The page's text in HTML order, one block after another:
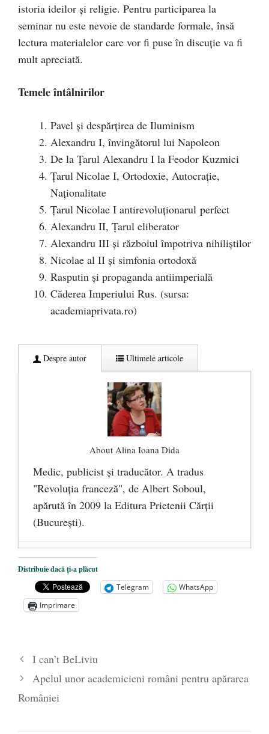
istoria ideilor și religie. Pentru participarea la
seminar nu este nevoie de standarde formale, însă
lectura materialelor care vor fi puse în discuție va fi
mult apreciată.
Temele întâlnirilor
Pavel și despărțirea de Iluminism
Alexandru I, învingătorul lui Napoleon
De la Țarul Alexandru I la Feodor Kuzmici
Țarul Nicolae I, Ortodoxie, Autocrație,
Naționalitate
Țarul Nicolae I antirevoluționarul perfect
Alexandru II, Țarul eliberator
Alexandru III și războiul împotriva nihiliștilor
Nicolae al II și simfonia ortodoxă
Rasputin și propaganda antiimperială
Căderea Imperiului Rus. (sursa:
academiaprivata.ro)
Despre autor Ultimele articole
About Alina Ioana Dida
Medic, publicist şi traducător. A tradus
"Revoluţia franceză", de Albert Soboul,
apărută în 2009 la Editura Prietenii Cărţii
(Bucureşti).
Ceva despre pandemie
O carte despre embrionul uman, ca
persoană ce trebuie apărată - 8 octombrie
2019
septembrie 2019
Distribuie dacă ți-a plăcut
Telegram
WhatsApp
Imprimare
I can’t BeLiviu
Apelul unor academicieni români pentru apărarea
României